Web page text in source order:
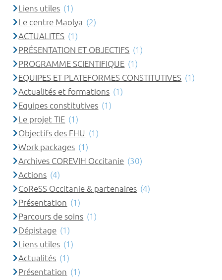
Liens utiles (1)
Le centre Maolya (2)
ACTUALITES (1)
PRÉSENTATION ET OBJECTIFS (1)
PROGRAMME SCIENTIFIQUE (1)
EQUIPES ET PLATEFORMES CONSTITUTIVES (1)
Actualités et formations (1)
Equipes constitutives (1)
Le projet TIE (1)
Objectifs des FHU (1)
Work packages (1)
Archives COREVIH Occitanie (30)
Actions (4)
CoReSS Occitanie & partenaires (4)
Présentation (1)
Parcours de soins (1)
Dépistage (1)
Liens utiles (1)
Actualités (1)
Présentation (1)